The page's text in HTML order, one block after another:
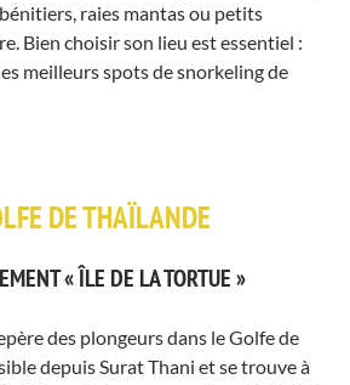
raies mantas ou petits
Bien choisir son lieu est essentiel :
meilleurs spots de snorkeling de
DE THAÏLANDE
« ÎLE DE LA TORTUE »
des plongeurs dans le Golfe de
depuis Surat Thani et se trouve à